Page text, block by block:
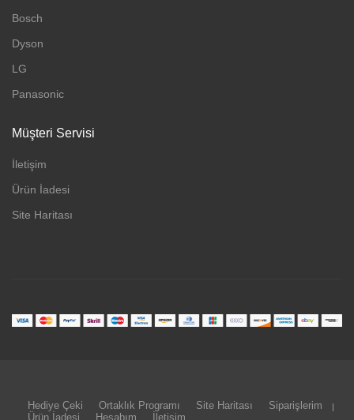
Bosch
Dyson
LG
Panasonic
Müşteri Servisi
İletişim
Ürün İadesi
Site Haritası
Hediye Çeki Ortaklık Programı Site Haritası
Siparişlerim
Ürün İadesi
Hesabım İletişim